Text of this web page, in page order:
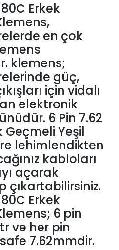
Erkek
en çok
klemens;
güç,
için vidalı
elektronik
6 Pin 7.62
Geçmeli Yeşil
lehimlendikten
kabloları
açarak
çıkartabilirsiniz.
Erkek
6 pin
ve her pin
7.62mmdir.